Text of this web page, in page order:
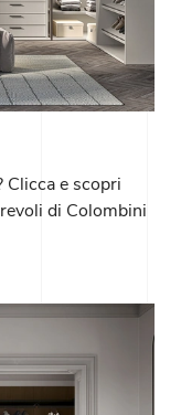
Clicca e scopri
di Colombini